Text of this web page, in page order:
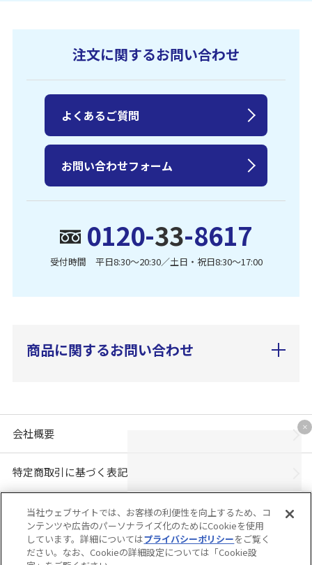
注文に関するお問い合わせ
0120-33-8617
受付時間 平日8:30〜20:30／土日・祝日8:30〜17:00
よくあるご質問
お問い合わせフォーム
商品に関するお問い合わせ
会社概要
特定商取引に基づく表記
個人情報保護方針
「ユニ・チャーム ダイレクトショップ」は、ユニ・チャーム株式会社が運営してい
ます。※当店に掲載されているコンテンツは、事前の許可が無い限り無断使用・複
当社ウェブサイトでは、お客様の利便性を向上するため、コ
ンテンツや広告のパーソナライズ化のためにCookieを使用
しています。詳細についてはプライバシーポリシーをご覧く
ださい。なお、Cookieの詳細設定については「Cookie設